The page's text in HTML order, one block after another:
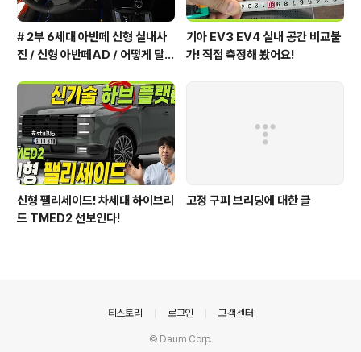
# 2부 6세대 아반떼 신형 실내사
진 / 신형 아반떼AD / 어떻게 달라
기아 EV3 EV4 실내 공간 비교불
가! 직접 측정해 봤어요!
신형 팰리세이드! 차세대 하이브리
드 TMED2 선보인다!
고정 구피 브리딩에 대한 글
티스토리 로그인 고객센터
© Daum Corp.